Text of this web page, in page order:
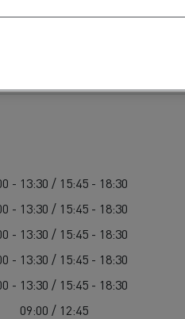
- 13:30 / 15:45 - 18:30
- 13:30 / 15:45 - 18:30
- 13:30 / 15:45 - 18:30
- 13:30 / 15:45 - 18:30
- 13:30 / 15:45 - 18:30
09:00 / 12:45